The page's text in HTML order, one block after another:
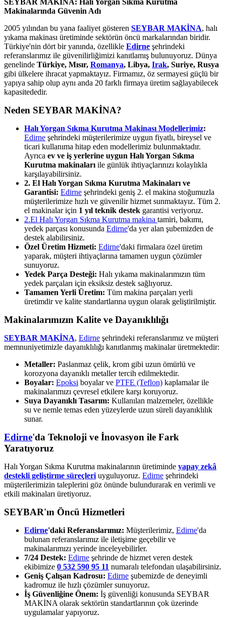
Makinalarında Güvenin Adı
2005 yılından bu yana faaliyet gösteren SEYBAR MAKİNA, halı
yıkama makinası üretiminde sektörün öncü markalarından biridir.
Türkiye'nin dört bir yanında, özellikle Edirne şehrindeki
referanslarımız ile güvenilirliğimizi kanıtlamış bulunuyoruz. Dünya
genelinde Türkiye, Mısır, Romanya, Libya, Irak, Suriye, Rusya
gibi ülkelere ihracat yapmaktayız. Firmamız, öz sermayesi güçlü bir
yapıya sahip olup aynı anda 20 farklı firmaya üretim sağlayabilecek
kapasitededir.
Neden SEYBAR MAKİNA?
Halı Yorgan Sıkma Kurutma Makinası Modellerimiz:
Edirne şehrindeki müşterilerimize uygun fiyatlı, bireysel ve
ticari kullanıma hitap eden modellerimiz bulunmaktadır.
Ayrıca ev ve iş yerlerine uygun Halı Yorgan Sıkma
Kurutma makinaları ile günlük ihtiyaçlarınızı kolaylıkla
karşılayabilirsiniz.
2. El Halı Yorgan Sıkma Kurutma Makinaları ve
Garantisi: Edirne şehrindeki geniş 2. el makina stoğumuzla
müşterilerimize hızlı ve güvenilir hizmet sunmaktayız. Tüm 2.
el makinalar için 1 yıl teknik destek garantisi veriyoruz.
2.El Halı Yorgan Sıkma Kurutma makina tamiri, bakımı,
yedek parçası konusunda Edirne'da yer alan şubemizden de
destek alabilirsiniz.
Özel Üretim Hizmeti: Edirne'daki firmalara özel üretim
yaparak, müşteri ihtiyaçlarına tamamen uygun çözümler
sunuyoruz.
Yedek Parça Desteği: Halı yıkama makinalarımızın tüm
yedek parçaları için eksiksiz destek sağlıyoruz.
Tamamen Yerli Üretim: Tüm makina parçaları yerli
üretimdir ve kalite standartlarına uygun olarak geliştirilmiştir.
Makinalarımızın Kalite ve Dayanıklılığı
SEYBAR MAKİNA, Edirne şehrindeki referanslarımız ve müşteri
memnuniyetimizle dayanıklılığı kanıtlanmış makinalar üretmektedir:
Metaller: Paslanmaz çelik, krom gibi uzun ömürlü ve
korozyona dayanıklı metaller tercih edilmektedir.
Boyalar: Epoksi boyalar ve PTFE (Teflon) kaplamalar ile
makinalarımızı çevresel etkilere karşı koruyoruz.
Suya Dayanıklı Tasarım: Kullanılan malzemeler, özellikle
su ve nemle temas eden yüzeylerde uzun süreli dayanıklılık
sunar.
Edirne'da Teknoloji ve İnovasyon ile Fark
Yaratıyoruz
Halı Yorgan Sıkma Kurutma makinalarının üretiminde yapay zekâ
destekli geliştirme süreçleri uyguluyoruz. Edirne şehrindeki
müşterilerimizin taleplerini göz önünde bulundurarak en verimli ve
etkili makinaları üretiyoruz.
SEYBAR'ın Öncü Hizmetleri
Edirne'daki Referanslarımız: Müşterilerimiz, Edirne'da
bulunan referanslarımız ile iletişime geçebilir ve
makinalarımızı yerinde inceleyebilirler.
7/24 Destek: Edirne şehrinde de hizmet veren destek
ekibimize 0 532 590 95 11 numaralı telefondan ulaşabilirsiniz.
Geniş Çalışan Kadrosu: Edirne şubemizde de deneyimli
kadromuz ile hızlı çözümler sunuyoruz.
İş Güvenliğine Önem: İş güvenliği konusunda SEYBAR
MAKİNA olarak sektörün standartlarının çok üzerinde
uygulamalar yapıyoruz.